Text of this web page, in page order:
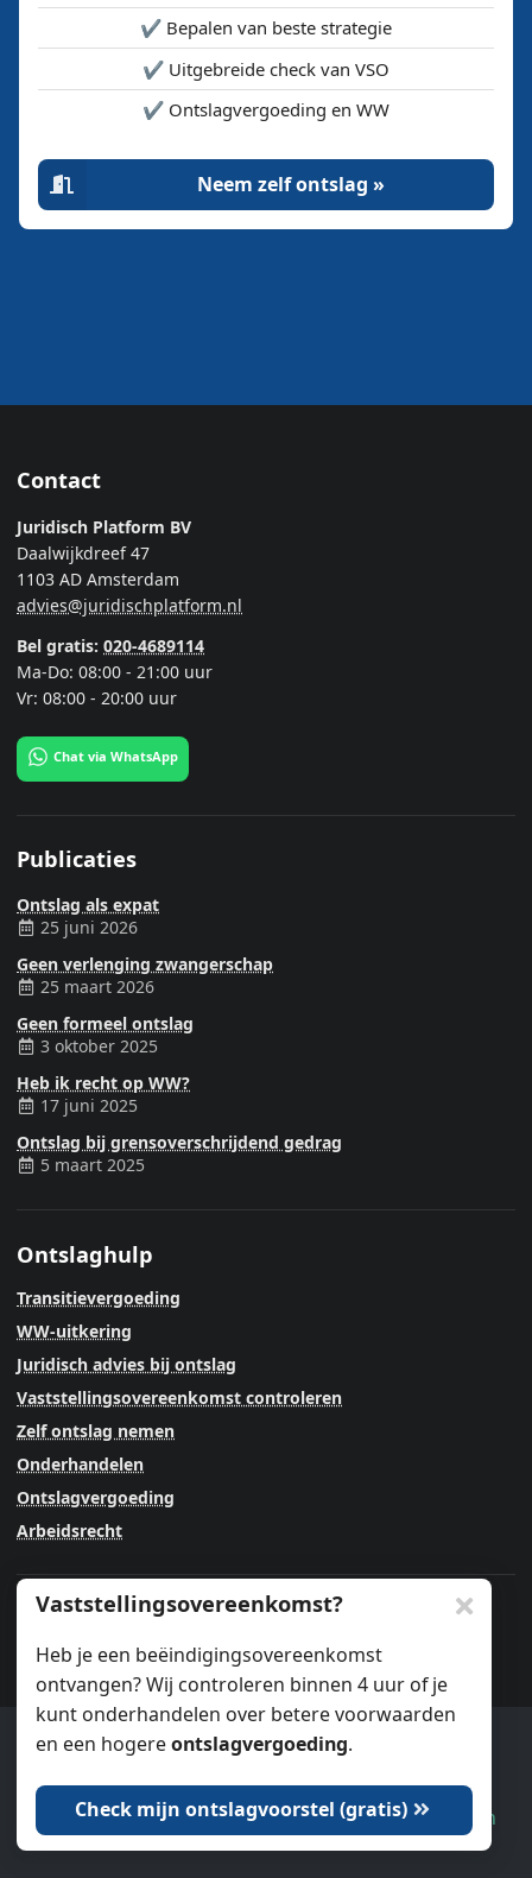
✔️ Bepalen van beste strategie
✔️ Uitgebreide check van VSO
✔️ Ontslagvergoeding en WW
Neem zelf ontslag »
Contact
Juridisch Platform BV
Daalwijkdreef 47
1103 AD Amsterdam
advies@juridischplatform.nl
Bel gratis: 020-4689114
Ma-Do: 08:00 - 21:00 uur
Vr: 08:00 - 20:00 uur
Chat via WhatsApp
Publicaties
Ontslag als expat
25 juni 2026
Geen verlenging zwangerschap
25 maart 2026
Geen formeel ontslag
3 oktober 2025
Heb ik recht op WW?
17 juni 2025
Ontslag bij grensoverschrijdend gedrag
5 maart 2025
Ontslaghulp
Transitievergoeding
WW-uitkering
Juridisch advies bij ontslag
Vaststellingsovereenkomst controleren
Zelf ontslag nemen
Onderhandelen
Ontslagvergoeding
Arbeidsrecht
Blijf up to date
Ook wij gebruiken cookies.
Laat me kiezen
Dat is oké
Vaststellingsovereenkomst?
Heb je een beëindigingsovereenkomst
ontvangen? Wij controleren binnen 4 uur of je
kunt onderhandelen over betere voorwaarden
en een hogereontslagvergoeding.
Check mijn ontslagvoorstel (gratis)